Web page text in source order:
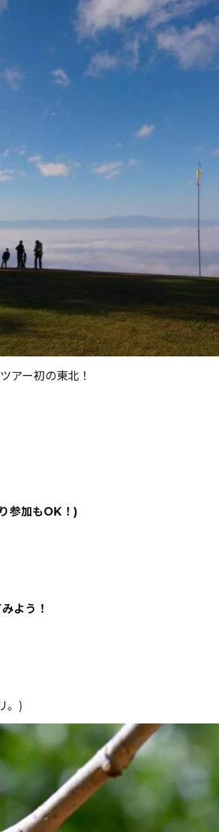
アー初の東北！
参加もOK！)
よう！
。)